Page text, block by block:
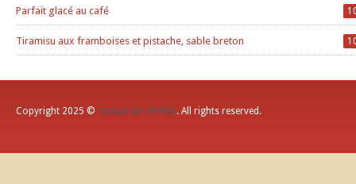
Parfait glacé au café
Tiramisu aux framboises et pistache, sable breton
Copyright 2025 © restaurant AFARIA. All rights reserved.